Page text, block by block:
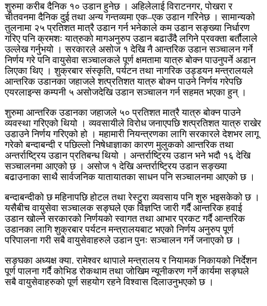
शुरुमा करीब दैनिक १० उडान हुनेछ । अहिलेलाई विराटनगर, पोखरा र
चीतवनमा दैनिक दुई तथा अन्य गन्तव्यमा एक–एक उडान गरिनेछ । सामान्यको
तुलनामा २५ प्रतिशत मात्रै उडान गर्न भनेकाले कम उडान सङ्ख्या निर्धारण
गरिए पनि क्रमशः यात्रुको मागअनुरुप उडान बढाउँदै लगिने प्रवक्ता बर्तौलाले
उल्लेख गर्नुभयो । सरकारले असोज १ देखि नै आन्तरिक उडान सञ्चालन गर्ने
निर्णय गरे पनि वायुसेवा सञ्चालकले पूर्ण क्षमतामा यात्रु बोक्न पाउनुपर्ने अडान
लिएका थिए । शुक्रबार संस्कृति, पर्यटन तथा नागरिक उड्डयन मन्त्रालयले
आन्तरिक उडानका जहाजले शत्प्रतिशत यात्रु बोक्न पाउने निर्णय गरेपछि
एयरलाइन्स कम्पनी ५ असोजदेखि उडान सञ्चालन गर्न सहमत भएका हुन् ।
शुरुमा आन्तरिक उडानका जहाजले ५० प्रतिशत मात्रै यात्रु बोक्न पाउने
व्यवस्था गरिएको थियो । व्यवसायीले विरोध जनाएपछि शत्प्रतिशत यात्रु राखेर
उडाउने निर्णय गरिएको हो । महामारी नियन्त्रणका लागि सरकारले देशभर लागू
गरेको बन्दाबन्दी र पछिल्लो निषेधाज्ञाका कारण मुलुकको आन्तरिक तथा
अन्तर्राष्ट्रिय उडान प्रतिबन्ध थियो । अन्तर्राष्ट्रिय उडान भने भदौ १६ देखि
सञ्चालनमा आएको छ । असोज १ देखि अन्तर्राष्ट्रिय उडान सङ्ख्या
बढाउनाका साथै सार्वजनिक यातायातका साधन पनि सञ्चालनमा आएको छ ।
बन्दाबन्दीको छ महिनापछि होटल तथा रेस्टुरा व्यवसाय पनि शुरु भइसकेको छ ।
यसैबीच वायुसेवा सञ्चालक सङ्घले एक विज्ञप्ति जारी गर्दै आन्तरिक हवाई
उडान खोल्ने सरकारको निर्णयको स्वागत तथा आभार प्रकट गर्दै आन्तरिक
उडानका लागि शुक्रबार पर्यटन मन्त्रालयबाट भएको निर्णय अनुरुप पूर्ण
परिपालना गरी सबै वायुसेवाहरुले उडान पुनः सञ्चालन गर्ने जनाएको छ ।
सङ्घका अध्यक्ष क्या. रामेश्वर थापाले मन्त्रालय र नियामक निकायको निर्देशन
पूर्ण पालना गर्दै कोभिड रोकथाम तथा जोखिम न्यूनीकरण गर्ने कार्यमा सङ्घले
सबै वायुसेवाहरुको पूर्ण सहयोग रहने विश्वास दिलाउनुभएको छ ।